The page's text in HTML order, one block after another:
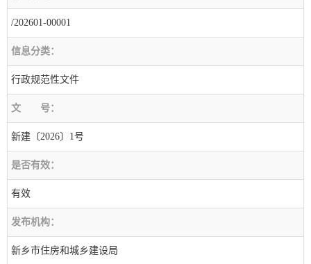
/202601-00001
信息分类：
行政规范性文件
文 号：
新建〔2026〕1号
是否有效：
有效
发布机构：
新乡市住房和城乡建设局